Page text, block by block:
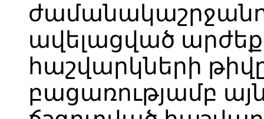
ավելացված
հաշվարկների
բացառությամբ